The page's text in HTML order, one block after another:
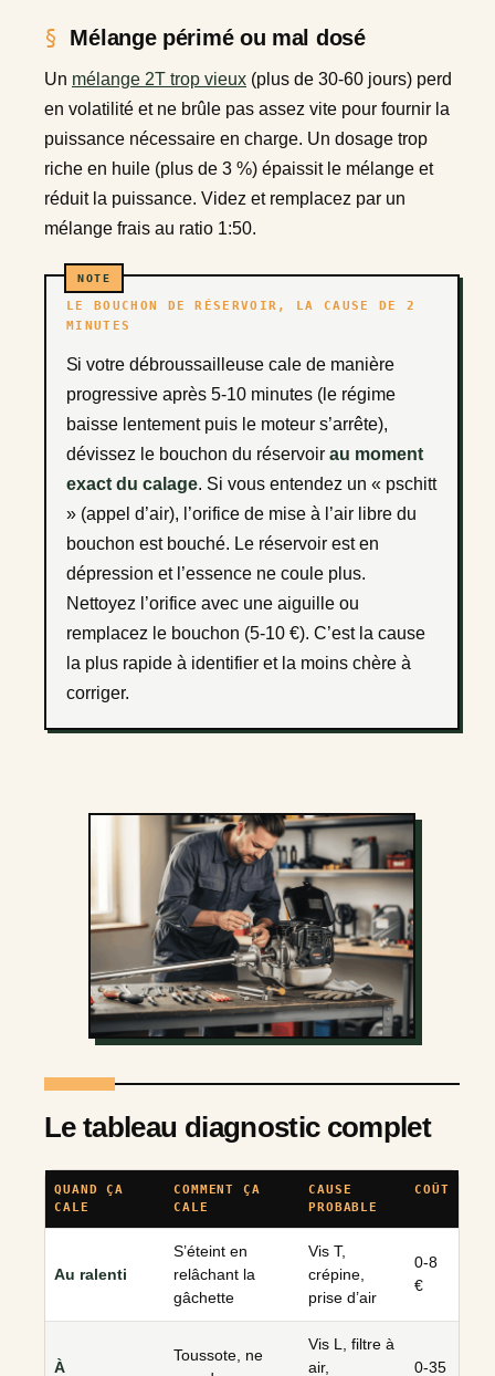
Mélange périmé ou mal dosé
Un mélange 2T trop vieux (plus de 30-60 jours) perd
en volatilité et ne brûle pas assez vite pour fournir la
puissance nécessaire en charge. Un dosage trop
riche en huile (plus de 3 %) épaissit le mélange et
réduit la puissance. Videz et remplacez par un
mélange frais au ratio 1:50.
LE BOUCHON DE RÉSERVOIR, LA CAUSE DE 2
MINUTES
Si votre débroussailleuse cale de manière
progressive après 5-10 minutes (le régime
baisse lentement puis le moteur s’arrête),
dévissez le bouchon du réservoir au moment
exact du calage. Si vous entendez un « pschitt
» (appel d’air), l’orifice de mise à l’air libre du
bouchon est bouché. Le réservoir est en
dépression et l’essence ne coule plus.
Nettoyez l’orifice avec une aiguille ou
remplacez le bouchon (5-10 €). C’est la cause
la plus rapide à identifier et la moins chère à
corriger.
Le tableau diagnostic complet
QUAND ÇA
CALE
COMMENT ÇA
CALE
CAUSE
PROBABLE
COÛT
Au ralenti
S’éteint en
relâchant la
gâchette
Vis T,
crépine,
prise d’air
0-8
€
À
Toussote, ne
Vis L, filtre à
air,
0-35